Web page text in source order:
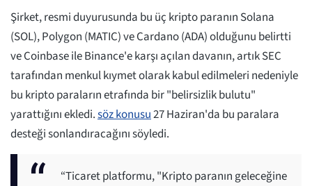
Şirket, resmi duyurusunda bu üç kripto paranın Solana
(SOL), Polygon (MATIC) ve Cardano (ADA) olduğunu belirtti
ve Coinbase ile Binance'e karşı açılan davanın, artık SEC
tarafından menkul kıymet olarak kabul edilmeleri nedeniyle
bu kripto paraların etrafında bir "belirsizlik bulutu"
yarattığını ekledi.söz konusu27 Haziran'da bu paralara
desteği sonlandıracağını söyledi.
“Ticaret platformu, "Kripto paranın geleceğine